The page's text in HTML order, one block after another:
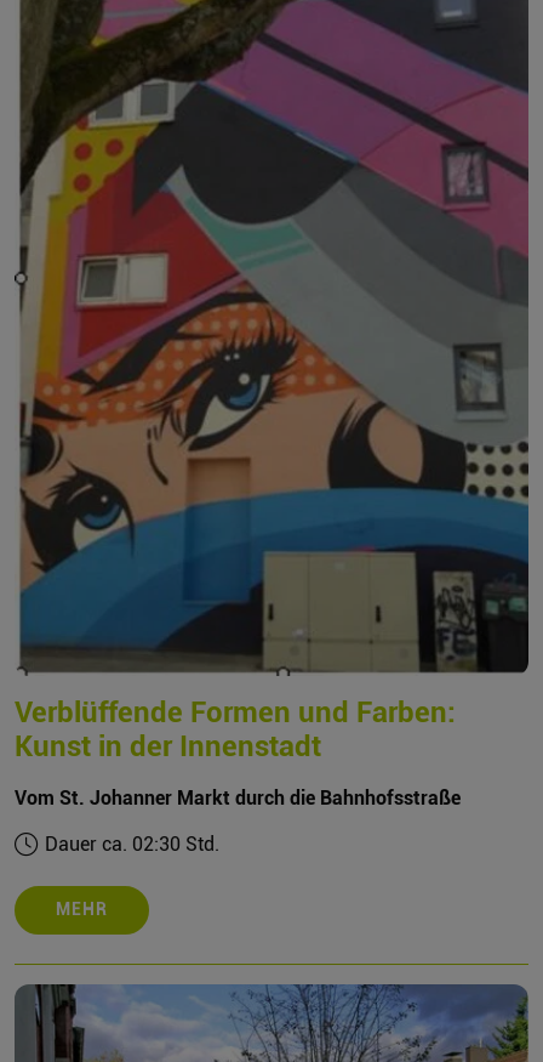
Verblüffende Formen und Farben:
Kunst in der Innenstadt
Vom St. Johanner Markt durch die Bahnhofsstraße
Dauer ca. 02:30 Std.
MEHR